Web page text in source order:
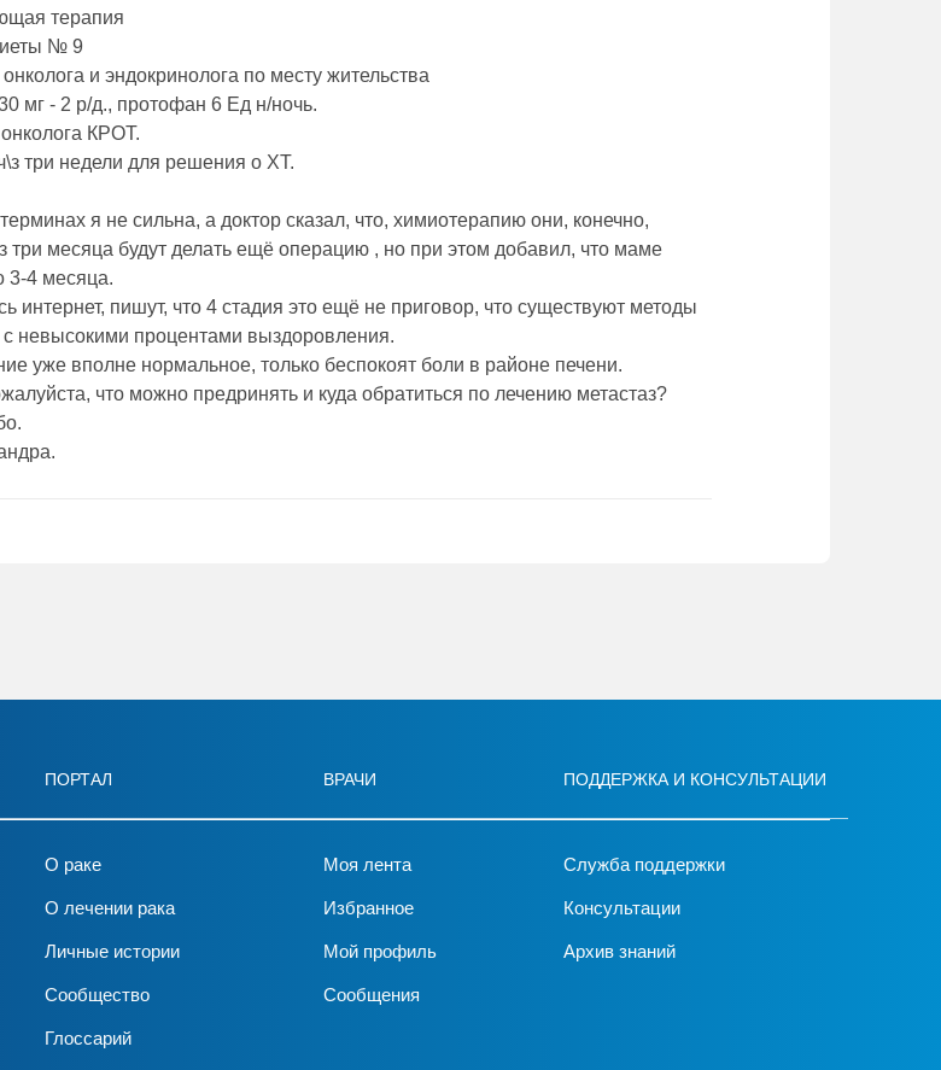
терапия
№ 9
и эндокринолога по месту жительства
мг - 2 р/д., протофан 6 Ед н/ночь.
КРОТ.
три недели для решения о ХТ.
я не сильна, а доктор сказал, что, химиотерапию они, конечно,
три месяца будут делать ещё операцию , но при этом добавил, что маме
3-4 месяца.
интернет, пишут, что 4 стадия это ещё не приговор, что существуют методы
с невысокими процентами выздоровления.
уже вполне нормальное, только беспокоят боли в районе печени.
что можно предринять и куда обратиться по лечению метастаз?
ПОРТАЛ
О раке
О лечении рака
Личные истории
Сообщество
Глоссарий
ВРАЧИ
Моя лента
Избранное
Мой профиль
Сообщения
ПОДДЕРЖКА И КОНСУЛЬТАЦИИ
Служба поддержки
Консультации
Архив знаний